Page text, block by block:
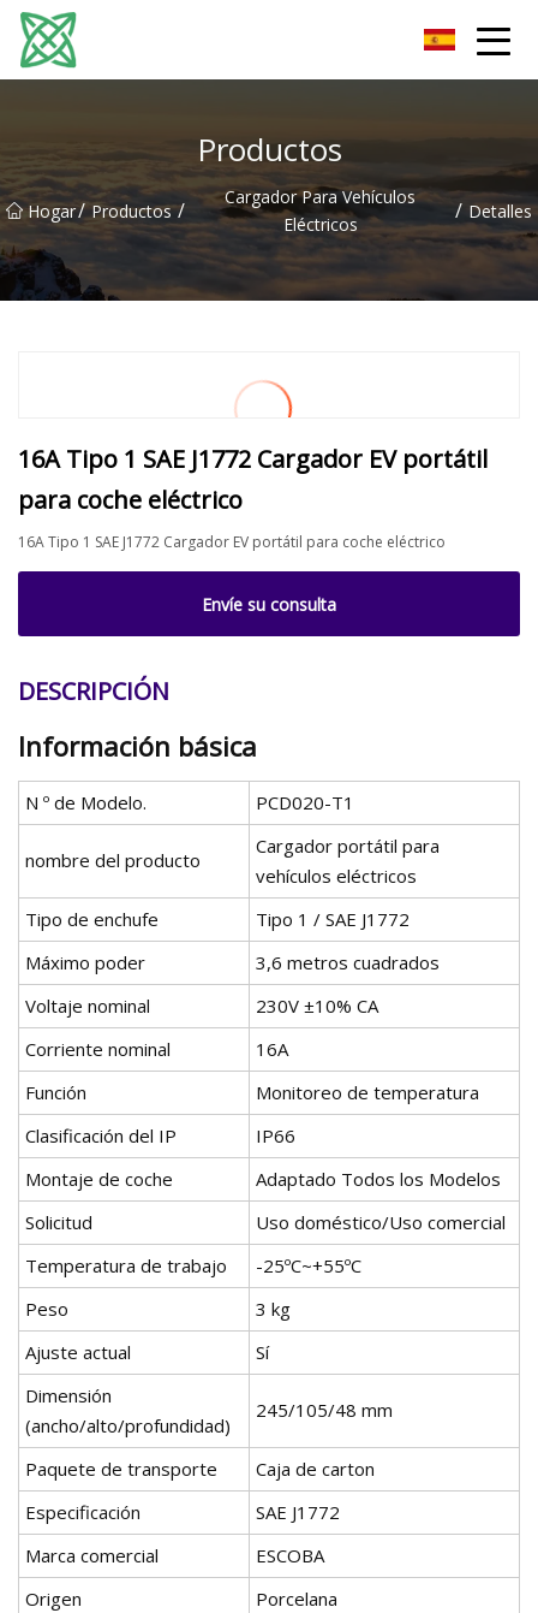
Productos
Hogar/ Productos /
Cargador Para Vehículos
Eléctricos
/ Detalles
16A Tipo 1 SAE J1772 Cargador EV portátil
para coche eléctrico
16A Tipo 1 SAE J1772 Cargador EV portátil para coche eléctrico
Envíe su consulta
DESCRIPCIÓN
Información básica
N º de Modelo. PCD020-T1
nombre del producto
Cargador portátil para
vehículos eléctricos
Tipo de enchufe
Tipo 1 / SAE J1772
Máximo poder
3,6 metros cuadrados
Voltaje nominal
230V ±10% CA
Corriente nominal
16A
Función
Monitoreo de temperatura
Clasificación del IP
IP66
Montaje de coche
Adaptado Todos los Modelos
Solicitud
Uso doméstico/Uso comercial
Temperatura de trabajo
-25ºC~+55ºC
Peso
3 kg
Ajuste actual
Sí
Dimensión
(ancho/alto/profundidad)
245/105/48 mm
Paquete de transporte
Caja de carton
Especificación
SAE J1772
Marca comercial
ESCOBA
Origen
Porcelana